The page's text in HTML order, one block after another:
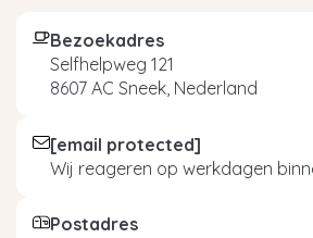
Bezoekadres
Selfhelpweg 121
8607 AC Sneek, Nederland
[email protected]
Wij reageren op werkdagen
Postadres